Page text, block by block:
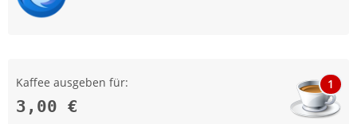
Kaffee ausgeben für:
3,00 €
1